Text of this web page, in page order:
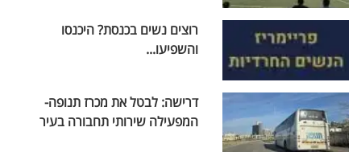
רוצים נשים בכנסת? היכנסו
והשפיעו...
דרישה: לבטל את מכרז תנופה-
המפעילה שירותי תחבורה בעיר